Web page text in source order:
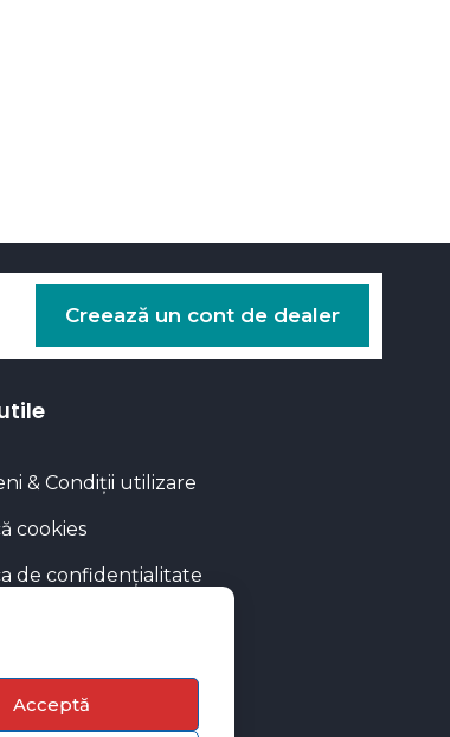
Acceptă
Creează un cont de dealer
& Condiții utilizare
cookies
de confidențialitate